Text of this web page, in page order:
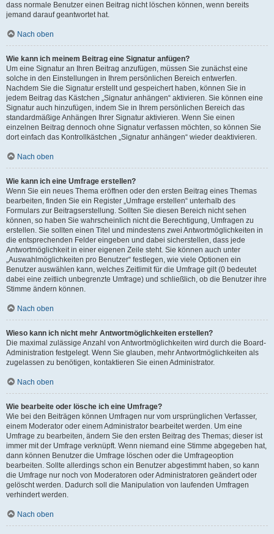
dass normale Benutzer einen Beitrag nicht löschen können, wenn bereits
jemand darauf geantwortet hat.
Nach oben
Wie kann ich meinem Beitrag eine Signatur anfügen?
Um eine Signatur an Ihren Beitrag anzufügen, müssen Sie zunächst eine
solche in den Einstellungen in Ihrem persönlichen Bereich entwerfen.
Nachdem Sie die Signatur erstellt und gespeichert haben, können Sie in
jedem Beitrag das Kästchen „Signatur anhängen“ aktivieren. Sie können eine
Signatur auch hinzufügen, indem Sie in Ihrem persönlichen Bereich das
standardmäßige Anhängen Ihrer Signatur aktivieren. Wenn Sie einen
einzelnen Beitrag dennoch ohne Signatur verfassen möchten, so können Sie
dort einfach das Kontrollkästchen „Signatur anhängen“ wieder deaktivieren.
Nach oben
Wie kann ich eine Umfrage erstellen?
Wenn Sie ein neues Thema eröffnen oder den ersten Beitrag eines Themas
bearbeiten, finden Sie ein Register „Umfrage erstellen“ unterhalb des
Formulars zur Beitragserstellung. Sollten Sie diesen Bereich nicht sehen
können, so haben Sie wahrscheinlich nicht die Berechtigung, Umfragen zu
erstellen. Sie sollten einen Titel und mindestens zwei Antwortmöglichkeiten in
die entsprechenden Felder eingeben und dabei sicherstellen, dass jede
Antwortmöglichkeit in einer eigenen Zeile steht. Sie können auch unter
„Auswahlmöglichkeiten pro Benutzer“ festlegen, wie viele Optionen ein
Benutzer auswählen kann, welches Zeitlimit für die Umfrage gilt (0 bedeutet
dabei eine zeitlich unbegrenzte Umfrage) und schließlich, ob die Benutzer ihre
Stimme ändern können.
Nach oben
Wieso kann ich nicht mehr Antwortmöglichkeiten erstellen?
Die maximal zulässige Anzahl von Antwortmöglichkeiten wird durch die Board-
Administration festgelegt. Wenn Sie glauben, mehr Antwortmöglichkeiten als
zugelassen zu benötigen, kontaktieren Sie einen Administrator.
Nach oben
Wie bearbeite oder lösche ich eine Umfrage?
Wie bei den Beiträgen können Umfragen nur vom ursprünglichen Verfasser,
einem Moderator oder einem Administrator bearbeitet werden. Um eine
Umfrage zu bearbeiten, ändern Sie den ersten Beitrag des Themas; dieser ist
immer mit der Umfrage verknüpft. Wenn niemand eine Stimme abgegeben hat,
dann können Benutzer die Umfrage löschen oder die Umfrageoption
bearbeiten. Sollte allerdings schon ein Benutzer abgestimmt haben, so kann
die Umfrage nur noch von Moderatoren oder Administratoren geändert oder
gelöscht werden. Dadurch soll die Manipulation von laufenden Umfragen
verhindert werden.
Nach oben